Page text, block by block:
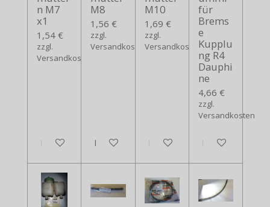
n M7
x1
1,54 €
zzgl.
Versandkosten
In den Warenkorb
M8
1,56 €
zzgl.
Versandkosten
In den Warenkorb
M10
1,69 €
zzgl.
Versandkosten
In den Warenkorb
für
Brems
e
Kupplu
ng R4
Dauphi
ne
4,66 €
zzgl.
Versandkosten
In den